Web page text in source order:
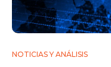
NOTICIAS Y ANÁLISIS